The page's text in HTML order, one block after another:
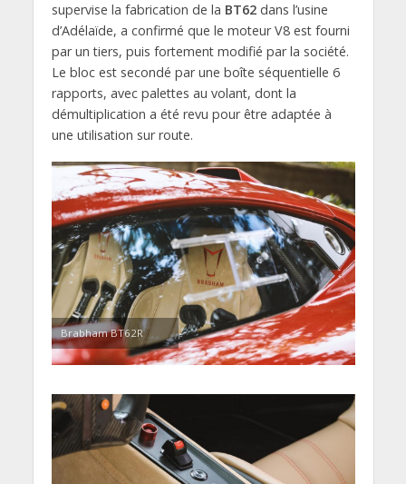
supervise la fabrication de la BT62dans l’usine
d’Adélaïde, a confirmé que le moteur V8 est fourni
par un tiers, puis fortement modifié par la société.
Le bloc est secondé par une boîte séquentielle 6
rapports, avec palettes au volant, dont la
démultiplication a été revu pour être adaptée à
une utilisation sur route.
Brabham BT62R